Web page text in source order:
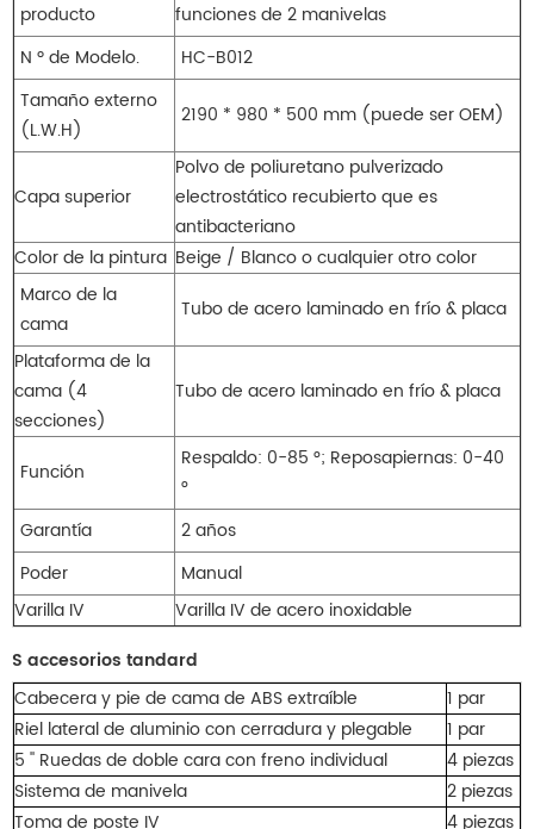
producto
funciones de 2 manivelas
N º de Modelo.
HC-B012
Tamaño externo
(L.W.H)
2190 * 980 * 500 mm (puede ser OEM)
Capa superior
Polvo de poliuretano pulverizado
electrostático recubierto que es
antibacteriano
Color de la pintura Beige / Blanco o cualquier otro color
Marco de la
cama
Tubo de acero laminado en frío & placa
Plataforma de la
cama (4
secciones)
Tubo de acero laminado en frío & placa
Función
Respaldo: 0-85 °; Reposapiernas: 0-40
°
Garantía
2 años
Poder
Manual
Varilla IV
Varilla IV de acero inoxidable
S accesorios tandard
Cabecera y pie de cama de ABS extraíble
1 par
Riel lateral de aluminio con cerradura y plegable
1 par
5 '' Ruedas de doble cara con freno individual
4 piezas
Sistema de manivela
2 piezas
Toma de poste IV
4 piezas